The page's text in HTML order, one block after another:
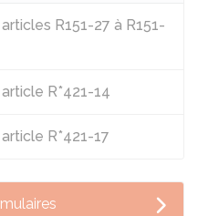
R151-27 à R151-
R*421-14
R*421-17